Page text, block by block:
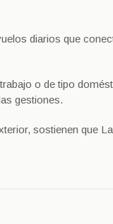
diarios que
o de tipo
gestiones.
sostienen que